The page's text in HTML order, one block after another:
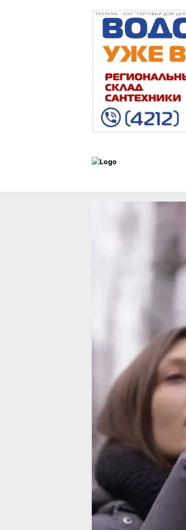
РЕКЛАМА • ООО "ТОРГОВЫЙ ДОМ
В дачных
рядом с
в Хабаровском крае
связи четвертого
что позволило дачникам
«Рассвет», «Восход»,
стабильным мобильным
Рабочий поселок Ванино
Хабаровского края,
пролива. Здесь
человек. Дачные участки
расположены в
Специалисты оператора
на территории СНТ
покрывает близлежащие
автомобильную дорогу,
большую зону покрытия
охвата антенн и
для оборудования связи.
комфортно пользоваться
«умного дома»,
«Дачный участок сегодня
загородного отдыха, где
мобильный интернет.
что весной в садовых
мобильный трафик,